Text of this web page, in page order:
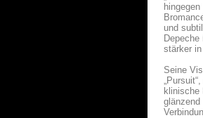
und
stärker
Seine
klinische